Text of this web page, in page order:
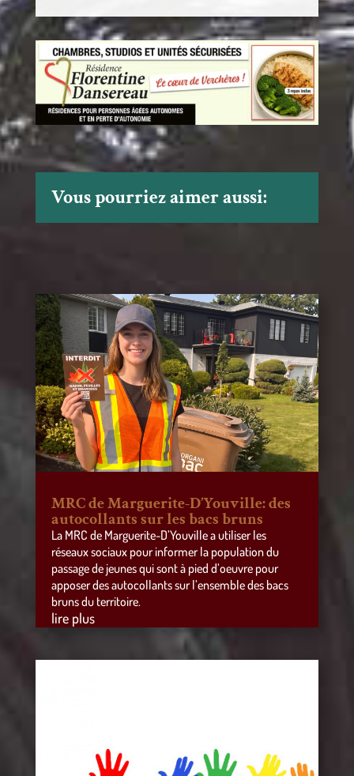
Vous pourriez aimer aussi:
MRC de Marguerite-D’Youville: des
autocollants sur les bacs bruns
La MRC de Marguerite-D’Youville a utiliser les
réseaux sociaux pour informer la population du
passage de jeunes qui sont à pied d’oeuvre pour
apposer des autocollants sur l’ensemble des bacs
bruns du territoire.
lire plus